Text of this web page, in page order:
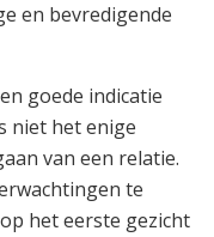
en bevredigende
goede indicatie
niet het enige
van een relatie.
te
het eerste gezicht